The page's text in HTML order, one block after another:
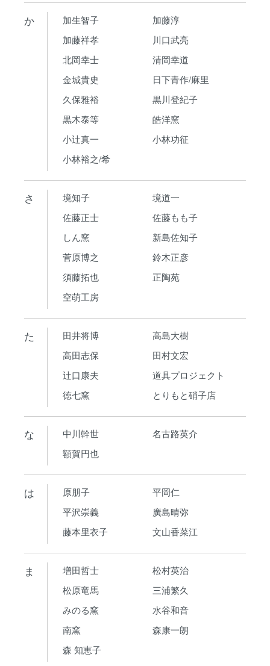
か 加生智子
加藤淳
加藤祥孝
川口武亮
北岡幸士
清岡幸道
金城貴史
日下青作/麻里
久保雅裕
黒川登紀子
黒木泰等
皓洋窯
小辻真一
小林功征
小林裕之/希
さ 境知子
境道一
佐藤正士
佐藤もも子
しん窯
新島佐知子
菅原博之
鈴木正彦
須藤拓也
正陶苑
空萌工房
た 田井将博
高島大樹
高田志保
田村文宏
辻口康夫
道具プロジェクト
徳七窯
とりもと硝子店
な 中川幹世
名古路英介
額賀円也
は 原朋子
平岡仁
平沢崇義
廣島晴弥
藤本里衣子
文山香菜江
ま 増田哲士
松村英治
松原竜馬
三浦繁久
みのる窯
水谷和音
南窯
森康一朗
森 知恵子